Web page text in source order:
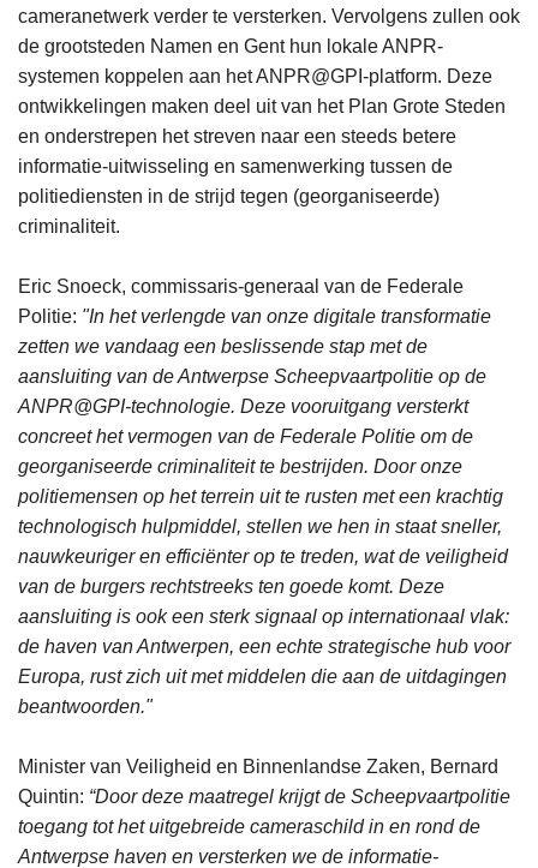
cameranetwerk verder te versterken. Vervolgens zullen ook
de grootsteden Namen en Gent hun lokale ANPR-
systemen koppelen aan het ANPR@GPI-platform. Deze
ontwikkelingen maken deel uit van het Plan Grote Steden
en onderstrepen het streven naar een steeds betere
informatie-uitwisseling en samenwerking tussen de
politiediensten in de strijd tegen (georganiseerde)
criminaliteit.
Eric Snoeck, commissaris-generaal van de Federale
Politie: "In het verlengde van onze digitale transformatie
zetten we vandaag een beslissende stap met de
aansluiting van de Antwerpse Scheepvaartpolitie op de
ANPR@GPI-technologie. Deze vooruitgang versterkt
concreet het vermogen van de Federale Politie om de
georganiseerde criminaliteit te bestrijden. Door onze
politiemensen op het terrein uit te rusten met een krachtig
technologisch hulpmiddel, stellen we hen in staat sneller,
nauwkeuriger en efficiënter op te treden, wat de veiligheid
van de burgers rechtstreeks ten goede komt. Deze
aansluiting is ook een sterk signaal op internationaal vlak:
de haven van Antwerpen, een echte strategische hub voor
Europa, rust zich uit met middelen die aan de uitdagingen
beantwoorden."
Minister van Veiligheid en Binnenlandse Zaken, Bernard
Quintin: “Door deze maatregel krijgt de Scheepvaartpolitie
toegang tot het uitgebreide cameraschild in en rond de
Antwerpse haven en versterken we de informatie-